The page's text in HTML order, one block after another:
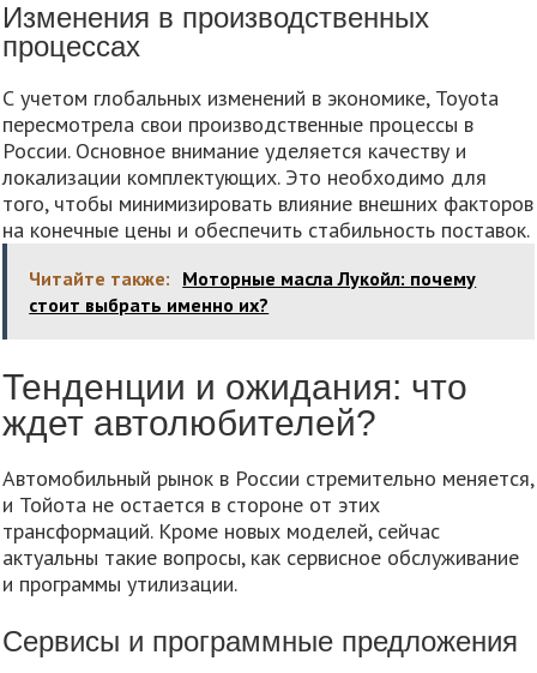
Изменения в производственных
процессах
С учетом глобальных изменений в экономике, Toyota
пересмотрела свои производственные процессы в
России. Основное внимание уделяется качеству и
локализации комплектующих. Это необходимо для
того, чтобы минимизировать влияние внешних факторов
на конечные цены и обеспечить стабильность поставок.
Читайте также: Моторные масла Лукойл: почему
стоит выбрать именно их?
Тенденции и ожидания: что
ждет автолюбителей?
Автомобильный рынок в России стремительно меняется,
и Тойота не остается в стороне от этих
трансформаций. Кроме новых моделей, сейчас
актуальны такие вопросы, как сервисное обслуживание
и программы утилизации.
Сервисы и программные предложения